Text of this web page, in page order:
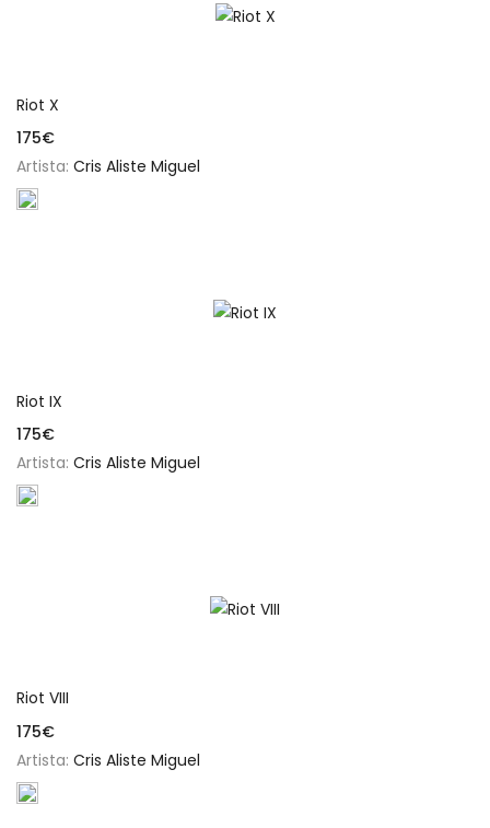
Riot X
175€
Artista: Cris Aliste Miguel
Riot IX
175€
Artista: Cris Aliste Miguel
Riot VIII
175€
Artista: Cris Aliste Miguel